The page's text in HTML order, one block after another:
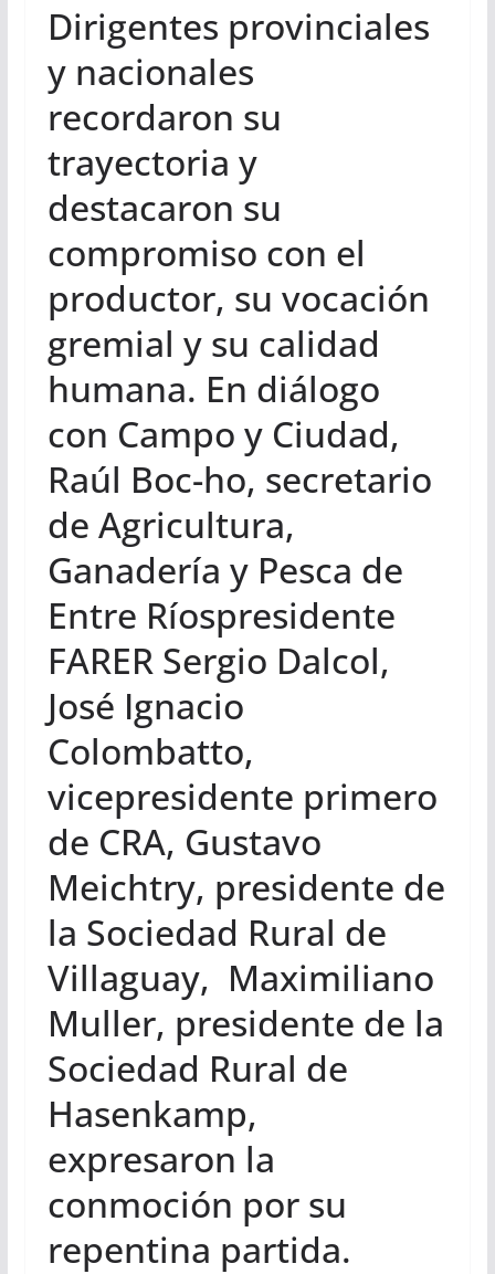
Dirigentes provinciales
y nacionales
recordaron su
trayectoria y
destacaron su
compromiso con el
productor, su vocación
gremial y su calidad
humana. En diálogo
con Campo y Ciudad,
Raúl Boc-ho, secretario
de Agricultura,
Ganadería y Pesca de
Entre Ríospresidente
FARER Sergio Dalcol,
José Ignacio
Colombatto,
vicepresidente primero
de CRA, Gustavo
Meichtry, presidente de
la Sociedad Rural de
Villaguay, Maximiliano
Muller, presidente de la
Sociedad Rural de
Hasenkamp,
expresaron la
conmoción por su
repentina partida.